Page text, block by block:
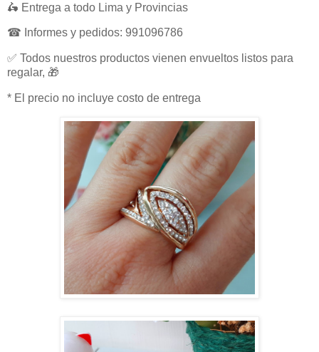
🛵 Entrega a todo Lima y Provincias
☎ Informes y pedidos: 991096786
✅ Todos nuestros productos vienen envueltos listos para
regalar, 🎁
* El precio no incluye costo de entrega